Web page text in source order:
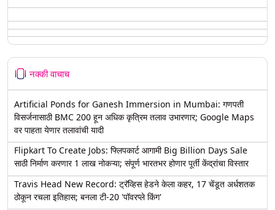
नक्की वाचाच
Artificial Ponds for Ganesh Immersion in Mumbai: गणपती
विसर्जनासाठी BMC 200 हून अधिक कृत्रिम तलाव उभारणार; Google Maps
वर पाहता येणार तलावांची यादी
Flipkart To Create Jobs: फ्लिपकार्ट आगामी Big Billion Days Sale
साठी निर्माण करणार 1 लाख नोकऱ्या; संपूर्ण भारतभर होणार पूर्ती केंद्रांचा विस्तार
Travis Head New Record: ट्रॅव्हिस हेडने केला कहर, 17 चेंडूत अर्धशतक
ठोकून रचला इतिहास; बनला टी-20 'पॉवरप्ले किंग'